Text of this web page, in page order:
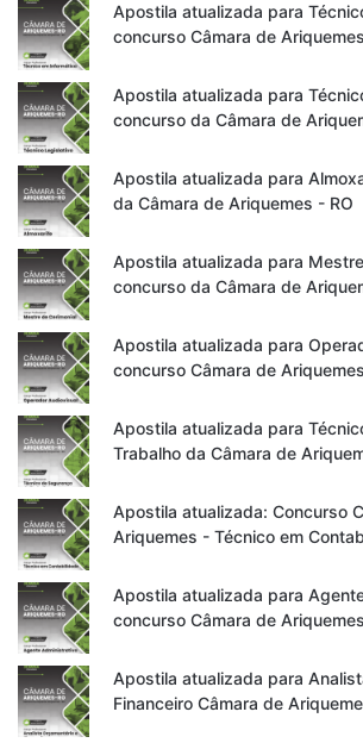
Apostila atualizada para
concurso Câmara de Ariquemes
Apostila atualizada para
concurso da Câmara de
Apostila atualizada para
da Câmara de Ariquemes - RO
Apostila atualizada para
concurso da Câmara de
Apostila atualizada para
concurso Câmara de Ariquemes
Apostila atualizada para
Trabalho da Câmara de
Apostila atualizada: Concurso
Ariquemes - Técnico em
Apostila atualizada para
concurso Câmara de
Apostila atualizada para
Financeiro Câmara de